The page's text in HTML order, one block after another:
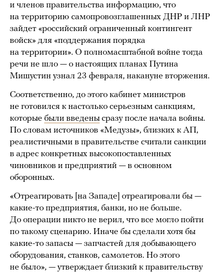
и членов правительства информацию, что
на территорию самопровозглашенных ДНР и ЛНР
зайдет «российский ограниченный контингент
войск» для «поддержания порядка
на территории». О полномасштабной войне тогда
речи не шло — о настоящих планах Путина
Мишустин узнал 23 февраля, накануне вторжения.
Соответственно, до этого кабинет министров
не готовился к настолько серьезным санкциям,
которые были введены сразу после начала войны.
По словам источников «Медузы», близких к АП,
реалистичными в правительстве считали санкции
в адрес конкретных высокопоставленных
чиновников и предприятий — в основном
оборонных.
«Отреагировать [на Западе] отреагировали бы —
какие-то предприятия, банки, но не больше.
До операции никто не верил, что все могло пойти
по такому сценарию. Иначе бы сделали хотя бы
какие-то запасы — запчастей для добывающего
оборудования, станков, самолетов. Но этого
не было», — утверждает близкий к правительству